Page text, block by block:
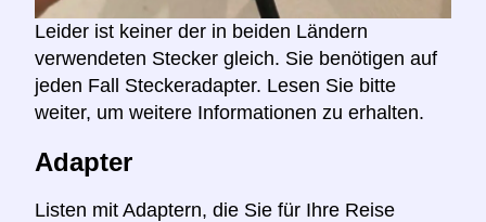
Leider ist keiner der in beiden Ländern
verwendeten Stecker gleich. Sie benötigen auf
jeden Fall Steckeradapter. Lesen Sie bitte
weiter, um weitere Informationen zu erhalten.
Adapter
Listen mit Adaptern, die Sie für Ihre Reise